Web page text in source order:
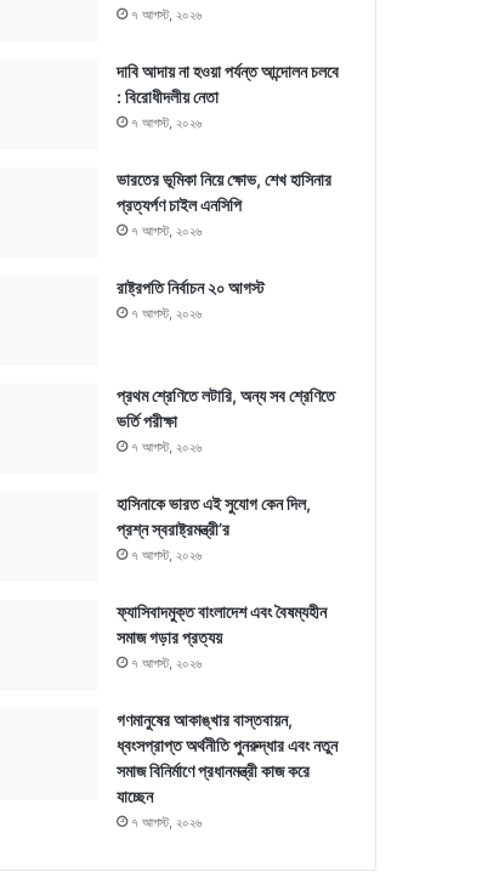
৭ আগস্ট, ২০২৬
দাবি আদায় না হওয়া পর্যন্ত আন্দোলন চলবে
: বিরোধীদলীয় নেতা
৭ আগস্ট, ২০২৬
ভারতের ভূমিকা নিয়ে ক্ষোভ, শেখ হাসিনার
প্রত্যর্পণ চাইল এনসিপি
৭ আগস্ট, ২০২৬
রাষ্ট্রপতি নির্বাচন ২০ আগস্ট
৭ আগস্ট, ২০২৬
প্রথম শ্রেণিতে লটারি, অন্য সব শ্রেণিতে
ভর্তি পরীক্ষা
৭ আগস্ট, ২০২৬
হাসিনাকে ভারত এই সুযোগ কেন দিল,
প্রশ্ন স্বরাষ্ট্রমন্ত্রী’র
৭ আগস্ট, ২০২৬
ফ্যাসিবাদমুক্ত বাংলাদেশ এবং বৈষম্যহীন
সমাজ গড়ার প্রত্যয়
৭ আগস্ট, ২০২৬
গণমানুষের আকাঙ্খার বাস্তবায়ন,
ধ্বংসপ্রাপ্ত অর্থনীতি পুনরুদ্ধার এবং নতুন
সমাজ বিনির্মাণে প্রধানমন্ত্রী কাজ করে
যাচ্ছেন
৭ আগস্ট, ২০২৬